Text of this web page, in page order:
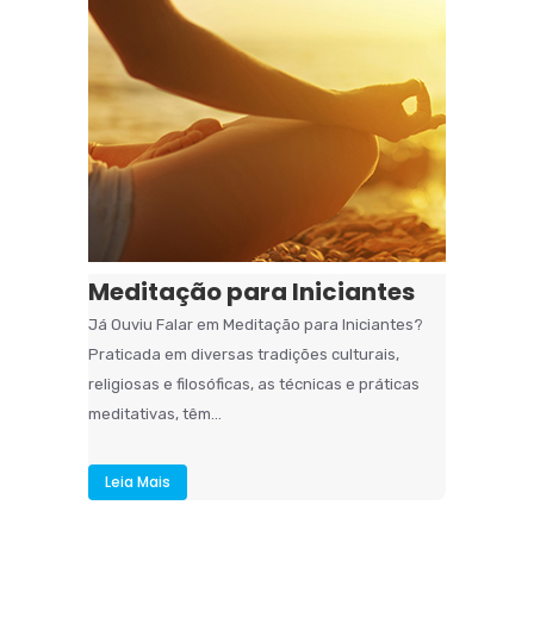
Meditação para Iniciantes
Já Ouviu Falar em Meditação para Iniciantes?
Praticada em diversas tradições culturais,
religiosas e filosóficas, as técnicas e práticas
meditativas, têm...
Leia Mais